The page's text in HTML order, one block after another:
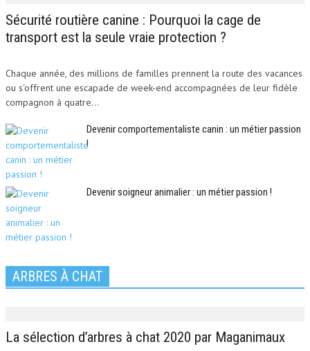
Sécurité routière canine : Pourquoi la cage de
transport est la seule vraie protection ?
Chaque année, des millions de familles prennent la route des vacances
ou s'offrent une escapade de week-end accompagnées de leur fidèle
compagnon à quatre...
Devenir comportementaliste canin : un métier passion
!
Devenir soigneur animalier : un métier passion !
ARBRES À CHAT
La sélection d’arbres à chat 2020 par Maganimaux